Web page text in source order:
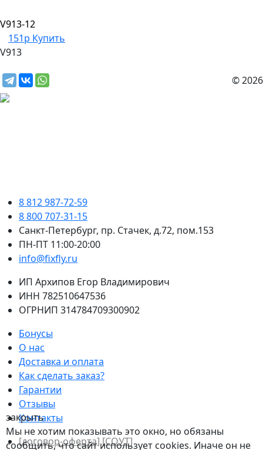
закрыть
Мы не хотим показывать это окно, но обязаны
сообщить, что сайт использует cookies. Иначе он не
V913-12
151р Купить
V913
© 2026
8 812 987-72-59
8 800 707-31-15
Санкт-Петербург, пр. Стачек, д.72, пом.153
ПН-ПТ 11:00-20:00
info@fixfly.ru
ИП Архипов Егор Владимирович
ИНН 782510647536
ОГРНИП 314784709300902
Бонусы
О нас
Доставка и оплата
Как сделать заказ?
Гарантии
Отзывы
Контакты
[договор-оферта] [СОУТ]